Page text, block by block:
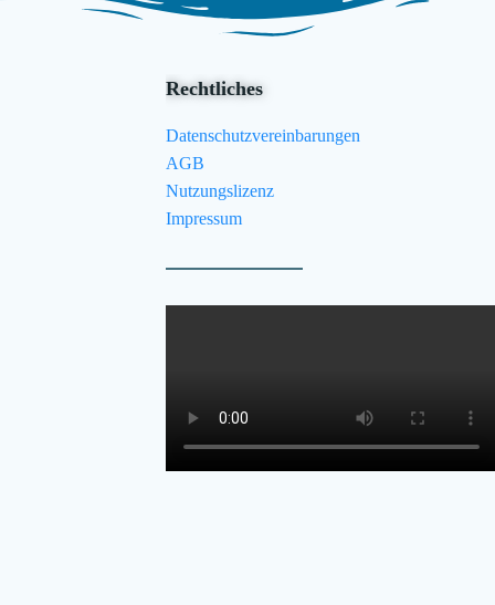
Rechtliches
Datenschutzvereinbarungen
AGB
Nutzungslizenz
Impressum